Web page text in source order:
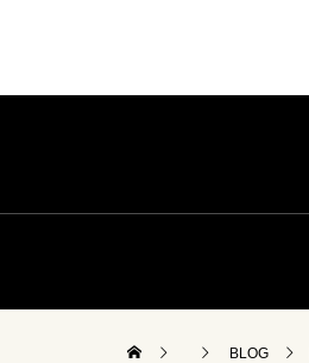
BLOG